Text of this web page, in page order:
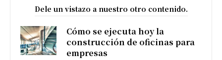
Dele un vistazo a nuestro otro contenido.
Cómo se ejecuta hoy la
construcción de oficinas para
empresas